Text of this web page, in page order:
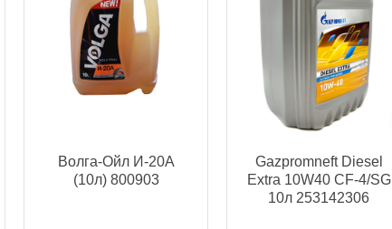
олга-Ойл И-20А
(10л) 800903
Gazpromneft Diesel
Extra 10W40 CF-4/SG
10л 253142306